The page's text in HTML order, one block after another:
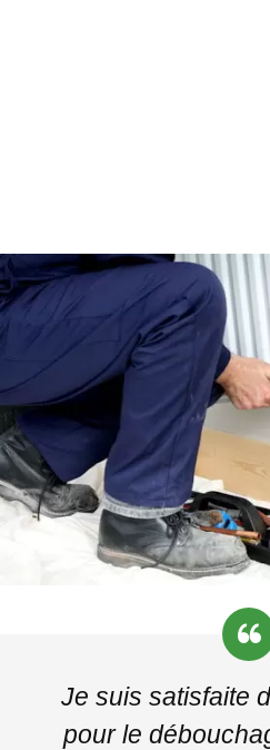
Je suis satisfaite
pour le